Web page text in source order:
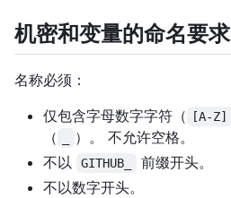
机密和变量的命名要求
名称必须：
仅包含字母数字字符（
[A-Z]
（
）。 不允许空格。
不以
GITHUB_
前缀开头。
不以数字开头。